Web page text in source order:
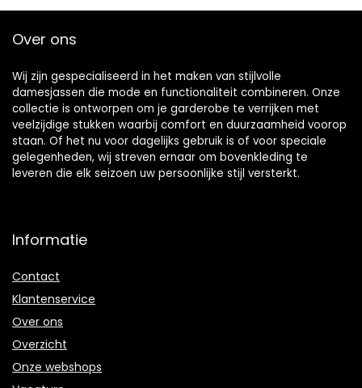
Over ons
Wij zijn gespecialiseerd in het maken van stijlvolle
damesjassen die mode en functionaliteit combineren. Onze
collectie is ontworpen om je garderobe te verrijken met
veelzijdige stukken waarbij comfort en duurzaamheid voorop
staan. Of het nu voor dagelijks gebruik is of voor speciale
gelegenheden, wij streven ernaar om bovenkleding te
leveren die elk seizoen uw persoonlijke stijl versterkt.
Informatie
Contact
Klantenservice
Over ons
Overzicht
Onze webshops